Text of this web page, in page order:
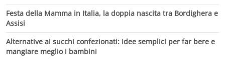
Festa della Mamma in Italia, la doppia nascita tra Bordighera e
Assisi
Alternative ai succhi confezionati: idee semplici per far bere e
mangiare meglio i bambini